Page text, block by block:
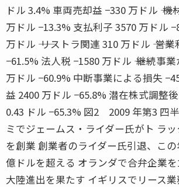
ドル 3.4% 車両売却益 −330 万ドル ――
万ドル −13.3% 支払利子 3570 万ドル
万ドル ―― リストラ関連 310 万ドル ―― 営
−61.5% 法人税 −1580 万ドル ―― 継続事
万ドル −60.9% 中断事業による損失
益 2400 万ドル −65.8% 潜在株式調整
0.43 ドル −65.3% 図2 2009 年第3 四
ミでジェームス・ライダー氏がト ラ
を創業 創業者のライダー氏引退、こ
億ドルを超える オランダで合弁企業
大陸進出を果たす イギリスでリース